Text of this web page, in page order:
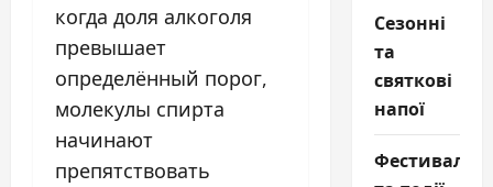
когда доля алкоголя
превышает
определённый порог,
молекулы спирта
начинают
препятствовать
Сезонні
та
святкові
напої
Фестивалі